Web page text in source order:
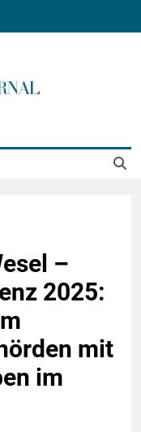
–
2025:
mit
im